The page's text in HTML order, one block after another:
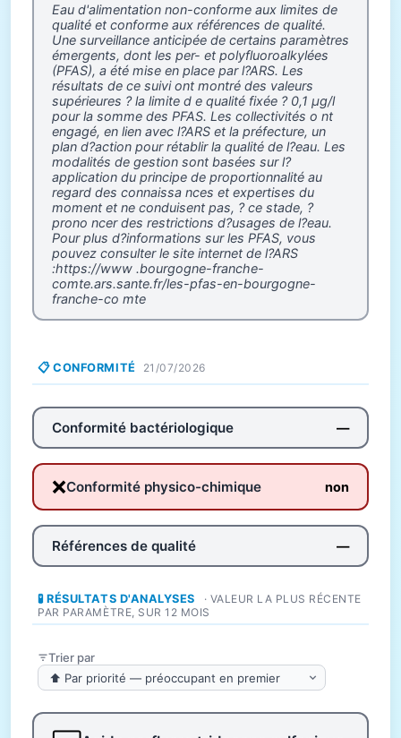
Eau d'alimentation non-conforme aux limites de
qualité et conforme aux références de qualité.
Une surveillance anticipée de certains paramètres
émergents, dont les per- et polyfluoroalkylées
(PFAS), a été mise en place par l?ARS. Les
résultats de ce suivi ont montré des valeurs
supérieures ? la limite d e qualité fixée ? 0,1 µg/l
pour la somme des PFAS. Les collectivités o nt
engagé, en lien avec l?ARS et la préfecture, un
plan d?action pour rétablir la qualité de l?eau. Les
modalités de gestion sont basées sur l?
application du principe de proportionnalité au
regard des connaissa nces et expertises du
moment et ne conduisent pas, ? ce stade, ?
prono ncer des restrictions d?usages de l?eau.
Pour plus d?informations sur les PFAS, vous
pouvez consulter le site internet de l?ARS
:https://www .bourgogne-franche-
comte.ars.sante.fr/les-pfas-en-bourgogne-
franche-co mte
📋 CONFORMITÉ 21/07/2026
Conformité bactériologique —
❌Conformité physico-chimique non
Références de qualité —
🧪 RÉSULTATS D'ANALYSES
· VALEUR LA PLUS RÉCENTE
PAR PARAMÈTRE, SUR 12 MOIS
Trier par